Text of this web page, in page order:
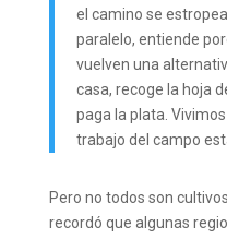
el camino se
paralelo, entiende
vuelven una
casa, recoge la hoja
paga la plata.
trabajo del campo
Pero no todos son
recordó que algunas